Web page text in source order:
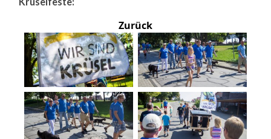
Zurück